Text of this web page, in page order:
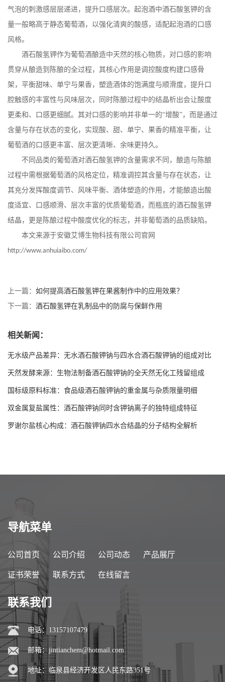
气泡的刺激感层层递进，提升口感层次。起泡酒中酒石酸氢钾的含
量一般略高于静态葡萄酒，以强化清爽的酸感，适配起泡酒的口感
风格。
酒石酸氢钾作为葡萄酒酿造中天然的核心物质，对口感的影响
贯穿从酿造到陈酿的全过程，其核心作用是调控酸度构建口感骨
架，平衡甜味、单宁与果香，塑造酒体的饱满度与顺滑度，提升口
腔触感的丰富性与风味层次，同时陈酿过程中的结晶析出会让酸度
更柔和、口感更细腻。其对口感的影响并非单一的“增酸”，而是通过
含量与存在状态的变化，实现酸、甜、单宁、果香的精准平衡，让
葡萄酒的口感更丰富、层次更清晰、余味更持久。
不同品类的葡萄酒对酒石酸氢钾的含量需求不同，酿造与陈酿
过程中需根据葡萄酒的风格定位，精准调控其含量与存在状态，让
其充分发挥酸度调节、风味平衡、酒体塑造的作用，才能酿造出酸
度适宜、口感顺滑、层次丰富的优质葡萄酒，而瓶底的酒石酸氢钾
结晶，更是陈酿过程中酸度优化的标志，并非葡萄酒的品质缺陷。
本文来源于安徽艾博生物科技有限公司官网
http://www.anhuiaibo.com/
上一篇： 如何提高酒石酸氢钾在果酱制作中的应用效果？
下一篇： 酒石酸氢钾在乳制品中的防腐与保鲜作用
相关新闻：
无水级产品差异：无水酒石酸钾钠与四水合酒石酸钾钠的组成对比
天然发酵来源：生物法制备酒石酸钾钠的全天然无化工残留组成
国标级原料标准：食品级酒石酸钾钠的重金属与杂质限量明细
双金属复盐属性：酒石酸钾钠同时含钾钠离子的独特组成特征
罗谢尔盐核心构成：酒石酸钾钠四水合结晶的分子结构全解析
导航菜单
公司首页 公司介绍 公司动态 产品展厅
证书荣誉 联系方式 在线留言
联系我们
电话：13157107479
邮箱： jintianchem@hotmail.com
地址：临泉县经济开发区人民东路351号